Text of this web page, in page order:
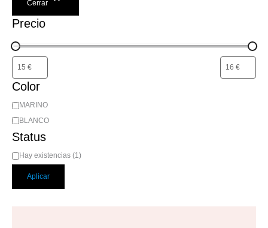
Cerrar
Precio
Color
MARINO
BLANCO
Status
Hay existencias (1)
Aplicar